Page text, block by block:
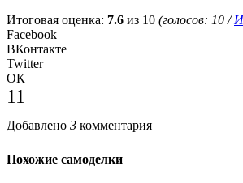
Итоговая оценка: 7.6 из 10 (голосов: 10 /
Facebook
ВКонтакте
Twitter
ОК
11
Добавлено 3 комментария
Похожие самоделки